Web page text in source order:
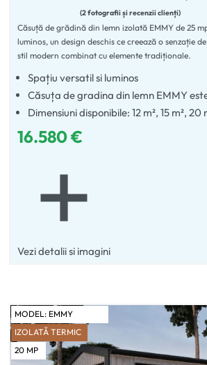
Evaluat la5.00din 5
2 fotografii și recenzii clienți
Căsuță de grădină din lemn izolată EMMY de 25
luminos, un design deschis ce creează o senzație
stil modern combinat cu elemente tradiționale.
Spațiu versatil si luminos
Căsuța de gradina din lemn EMMY
Dimensiuni disponibile: 12 m², 15 m², 20
16.580€
Vezi detalii si imagini
IZOLATĂ TERMIC
MODEL: EMMY
20 MP